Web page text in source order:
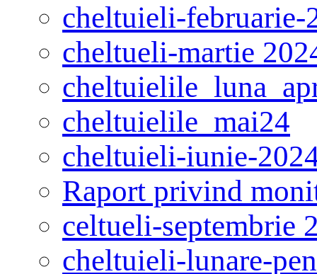
cheltuieli-februarie-
cheltueli-martie
cheltuielile_mai24
cheltuieli-iunie-
Raport privind
celtueli-septembrie
cheltuieli-lunare-